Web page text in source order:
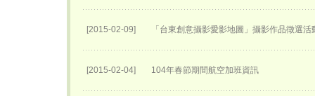
[2015-02-09] 「台東創意攝影愛影地圖」攝影作品徵選活
[2015-02-04] 104年春節期間航空加班資訊